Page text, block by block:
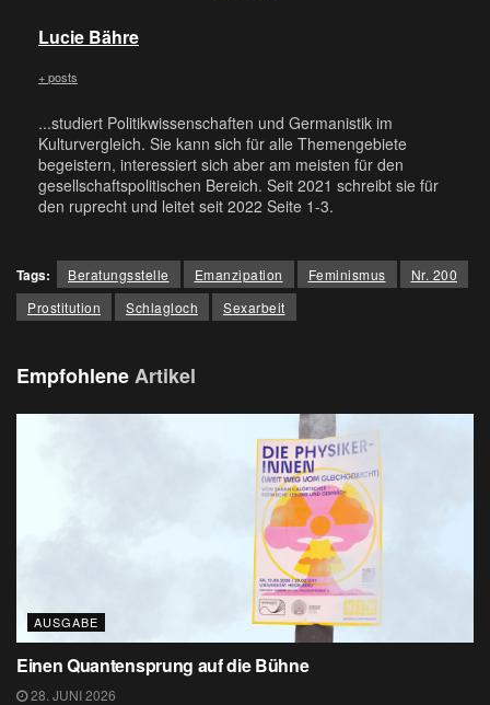
Lucie Bähre
+ posts
...studiert Politikwissenschaften und Germanistik im
Kulturvergleich. Sie kann sich für alle Themengebiete
begeistern, interessiert sich aber am meisten für den
gesellschaftspolitischen Bereich. Seit 2021 schreibt sie für
den ruprecht und leitet seit 2022 Seite 1-3.
Tags: Beratungsstelle Emanzipation Feminismus
Nr. 200
Prostitution
Schlagloch Sexarbeit
EmpfohleneArtikel
AUSGABE
Einen Quantensprung auf die Bühne
28. JUNI 2026